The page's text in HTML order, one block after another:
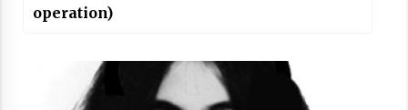
operation)